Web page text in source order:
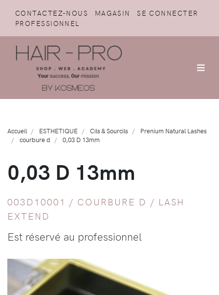
CONTACTEZ-NOUS MAGASIN
SE CONNECTER
PROFESSIONNEL
Accueil ESTHETIQUE Cils & Sourcils
Prenium Natural Lashes
courbure d
0,03 D 13mm
0,03 D 13mm
003D10001 / COURBURE D / LASH
EXTEND
Est réservé au professionnel